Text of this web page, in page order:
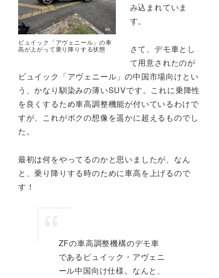
ビュイック「アヴェニール」の車
高が上がって乗り降りする状態
み込まれていま
す。
さて、デモ車とし
て用意されたのが
ビュイック「アヴェニール」の中国市場向けとい
う、かなり馴染みの薄いSUVです。これに乗降性
を良くするため車高調整機能が付いているわけで
すが、これがボクの想像を遥かに超えるものでし
た。
最初は何をやってるのかと思いましたが、なん
と、乗り降りする時のために車高を上げるので
す！
ZFの車高調整機構のデモ車
であるビュイック・アヴェニ
ール中国向け仕様。なんと、